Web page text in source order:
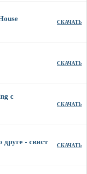
СКАЧАТЬ
СКАЧАТЬ
с
СКАЧАТЬ
- свист СКАЧАТЬ